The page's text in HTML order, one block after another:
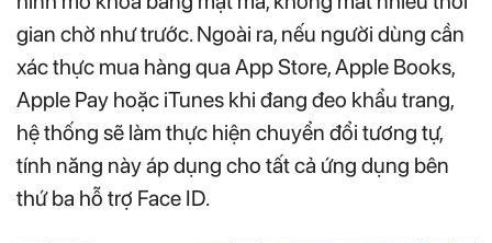
gian chờ như trước. Ngoài ra, nếu người dùng cần
xác thực mua hàng qua App Store, Apple Books,
Apple Pay hoặc iTunes khi đang đeo khẩu trang,
hệ thống sẽ làm thực hiện chuyển đổi tương tự,
tính năng này áp dụng cho tất cả ứng dụng bên
thứ ba hỗ trợ Face ID.